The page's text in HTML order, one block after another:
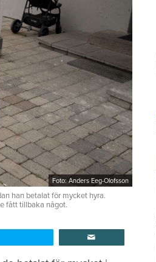
Foto: Anders Eeg-Olofsson
han betalat för mycket hyra.
fått tillbaka något.